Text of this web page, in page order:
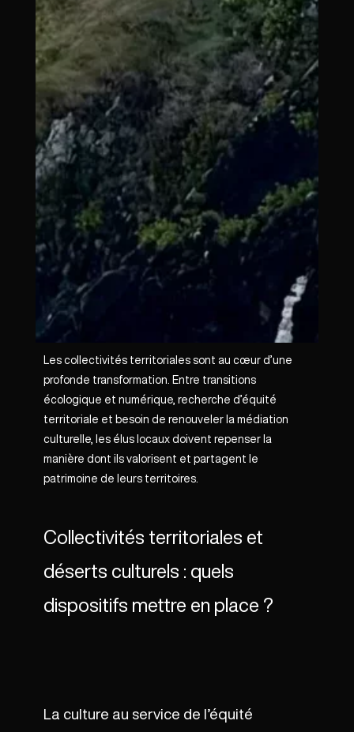
Les collectivités territoriales sont au cœur d’une
profonde transformation. Entre transitions
écologique et numérique, recherche d’équité
territoriale et besoin de renouveler la médiation
culturelle, les élus locaux doivent repenser la
manière dont ils valorisent et partagent le
patrimoine de leurs territoires.
Collectivités territoriales et
déserts culturels : quels
dispositifs mettre en place ?
La culture au service de l’équité